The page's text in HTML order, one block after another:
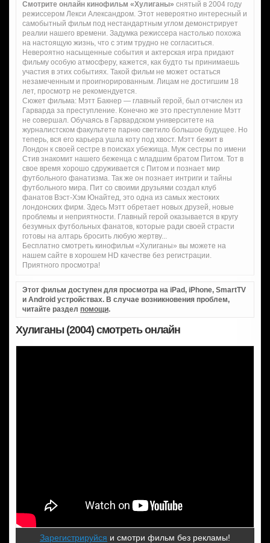
Смотрите онлайн кинофильм «Хулиганы» снятый в 2004 году
режиссером Лекси Александром. Этот невероятно интересный и
самобытный фильм под нестандартным углом демонстрирует
реалии нашего времени. Задумка режиссера настолько похожа
на настоящую жизнь, что с этим трудно не согласиться.
Невероятно насыщенные события и актерская игра придают
фильму особую атмосферу, кажется, как будто ты принимаешь
участия в этих событиях. Такой фильм не может остаться
незамеченным и проигнорированным. Лицам не достигшим 18
лет, просмотр не рекомендуется.
Сюжет фильма: Мэтт Бакнер — главный герой, был отчислен из
Гарварда за преступление. Конечно же это преступление Мэтт
не совершал. Обучаясь в Гарвардском университете на
журналистском факультете парню светило большое будущее. Но
теперь, вся его карьера ушла коту под хвост. Мэтт бежит в
Лондон к своей сестре в поисках убежища. Муж сестры по имени
Стив знакомит нашего беженца с младшим братом Питом. Тот в
свое время хорошо сдруживается с Питом и познает мир
футбольного фанатизма. Так же он познает интриги и тайны
футбольного мира. Пит со своими друзьями создал клуб
фанатов Вэст-Хэм Юнайтед, это одна из самых жестоких
лондонских фирм. Здесь Мэтт обретает новых друзей, новые
проблемы и неприятности. Главный герой оказывается в кругу
безумных футбольных фанатов, которые ради своей страсти
готовы на алтарь бросить любую жертву...
Бесплатно смотреть кинофильм «Хулиганы» вы можете на
нашем сайте в хорошем HD качестве без регистрации.
Приятного просмотра!
Этот фильм доступен для просмотра на iPad, iPhone, SmartTV
и Android устройствах. В случае возникновения проблем,
читайте раздел помощи.
Хулиганы (2004) смотреть онлайн
Зарегистрируйся и смотри фильм без рекламы!